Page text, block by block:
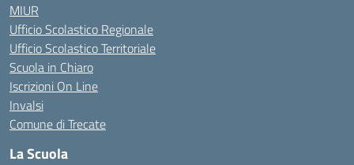
MIUR
Ufficio Scolastico Regionale
Ufficio Scolastico Territoriale
Scuola in Chiaro
Iscrizioni On Line
Invalsi
Comune di Trecate
La Scuola